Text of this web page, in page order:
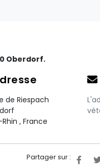
Oberdorf.
de Riespach
, France
Partager sur :